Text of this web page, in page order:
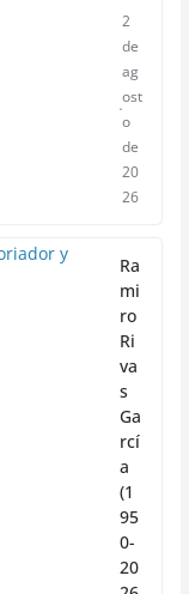
2
de
ag
ost
o
de
20
26
Ra
mi
ro
Ri
va
s
Ga
rcí
a
(1
95
0-
20